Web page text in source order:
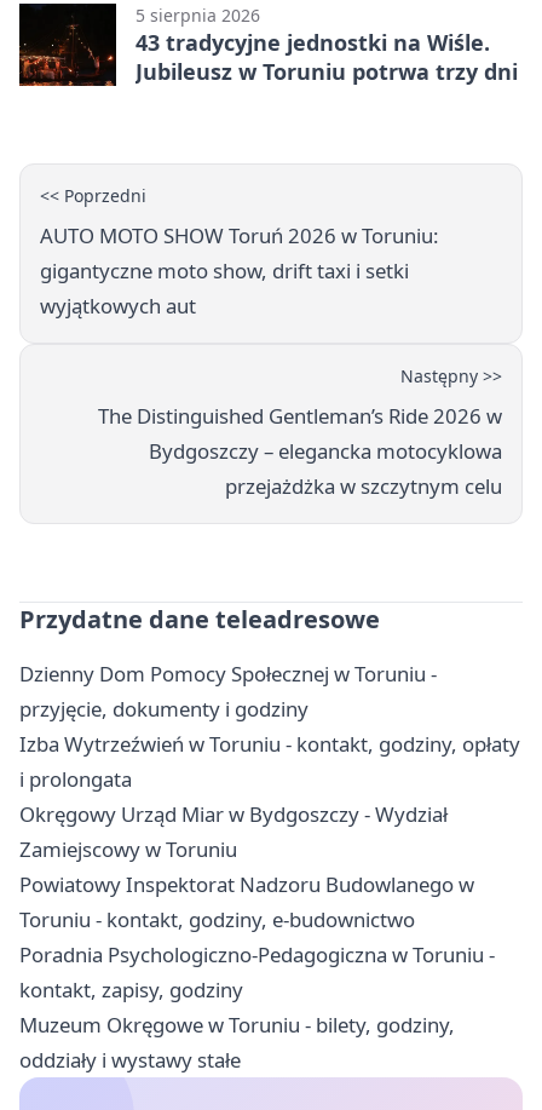
5 sierpnia 2026
43 tradycyjne jednostki na Wiśle.
Jubileusz w Toruniu potrwa trzy dni
<< Poprzedni
AUTO MOTO SHOW Toruń 2026 w Toruniu:
gigantyczne moto show, drift taxi i setki
wyjątkowych aut
Następny >>
The Distinguished Gentleman’s Ride 2026 w
Bydgoszczy – elegancka motocyklowa
przejażdżka w szczytnym celu
Przydatne dane teleadresowe
Dzienny Dom Pomocy Społecznej w Toruniu -
przyjęcie, dokumenty i godziny
Izba Wytrzeźwień w Toruniu - kontakt, godziny, opłaty
i prolongata
Okręgowy Urząd Miar w Bydgoszczy - Wydział
Zamiejscowy w Toruniu
Powiatowy Inspektorat Nadzoru Budowlanego w
Toruniu - kontakt, godziny, e-budownictwo
Poradnia Psychologiczno-Pedagogiczna w Toruniu -
kontakt, zapisy, godziny
Muzeum Okręgowe w Toruniu - bilety, godziny,
oddziały i wystawy stałe